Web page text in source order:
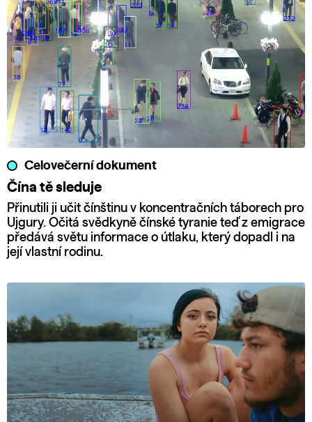
Celovečerní dokument
Čína tě sleduje
Přinutili ji učit čínštinu v koncentračních táborech pro
Ujgury. Očitá svědkyně čínské tyranie teď z emigrace
předává světu informace o útlaku, který dopadl i na
její vlastní rodinu.